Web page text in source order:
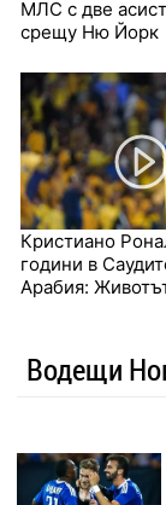
МЛС с две
срещу Ню Йорк
Кристиано
години в
Арабия:
Водещи